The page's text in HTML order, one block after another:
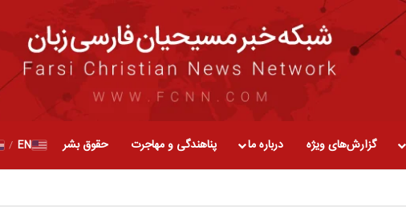
گزارش‌های ویژه درباره ما پناهندگی و مهاجرت حقوق بشر EN
/